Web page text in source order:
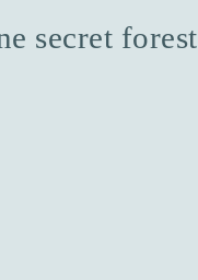
secret forest